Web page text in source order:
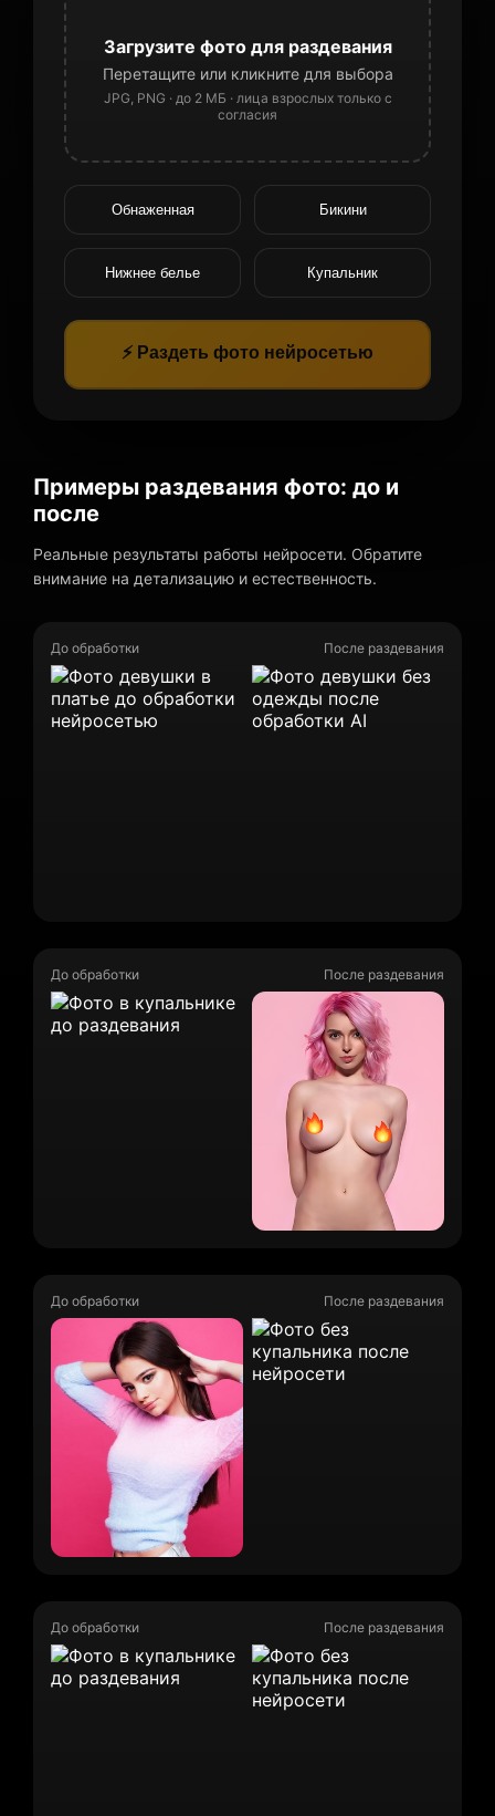
Загрузите фото для раздевания
Перетащите или кликните для выбора
JPG, PNG · до 2 МБ · лица взрослых только с
согласия
Обнаженная Бикини
Нижнее белье Купальник
⚡ Раздеть фото нейросетью
Примеры раздевания фото: до и
после
Реальные результаты работы нейросети. Обратите
внимание на детализацию и естественность.
До обработки После раздевания
До обработки После раздевания
До обработки После раздевания
До обработки После раздевания